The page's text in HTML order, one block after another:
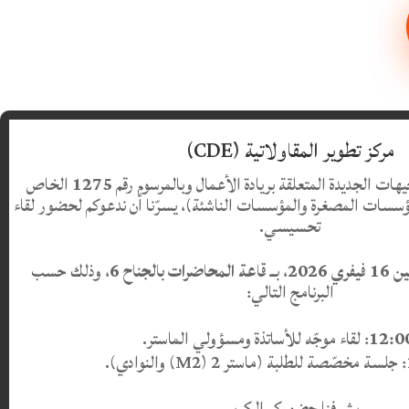
مركز تطوير المقاولاتية (CDE)
الجديدة المتعلقة بريادة الأعمال وبالمرسوم رقم1275 الخاص
المصغرة والمؤسسات الناشئة)، يسرّنا أن ندعوكم لحضور لقاء
تحسيسي.
، بــقاعة المحاضرات بالجناح 6 ، وذلك حسب
البرنامج التالي:
: لقاء موجّه للأساتذة ومسؤولي الماستر.
: جلسة مخصّصة للطلبة (ماستر 2 (M2) والنوادي).